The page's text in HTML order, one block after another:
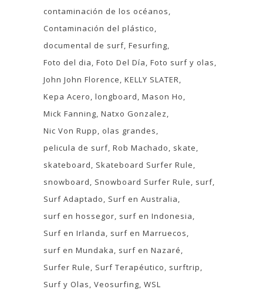
contaminación de los océanos
Contaminación del plástico
documental de surf Fesurfing
Foto del dia Foto Del Día Foto surf y olas
John John Florence KELLY SLATER
Kepa Acero longboard Mason Ho
Mick Fanning Natxo Gonzalez
Nic Von Rupp
olas grandes
pelicula de surf Rob Machado
skate
skateboard
Skateboard Surfer Rule
snowboard
Snowboard Surfer Rule
surf
Surf Adaptado
Surf en Australia
surf en hossegor surf en Indonesia
Surf en Irlanda
surf en Marruecos
surf en Mundaka
surf en Nazaré
Surfer Rule
Surf Terapéutico
surftrip
Surf y Olas Veosurfing WSL